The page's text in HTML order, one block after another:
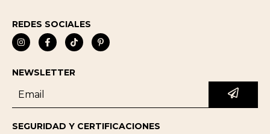
REDES SOCIALES
NEWSLETTER
SEGURIDAD Y CERTIFICACIONES